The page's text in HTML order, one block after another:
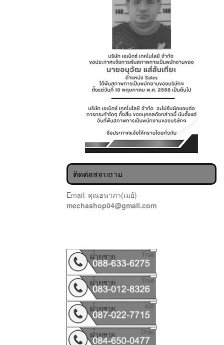
ติดต่อสอบถาม
Email: คุณธนาภา(เมย์)
mechashop04@gmail.com